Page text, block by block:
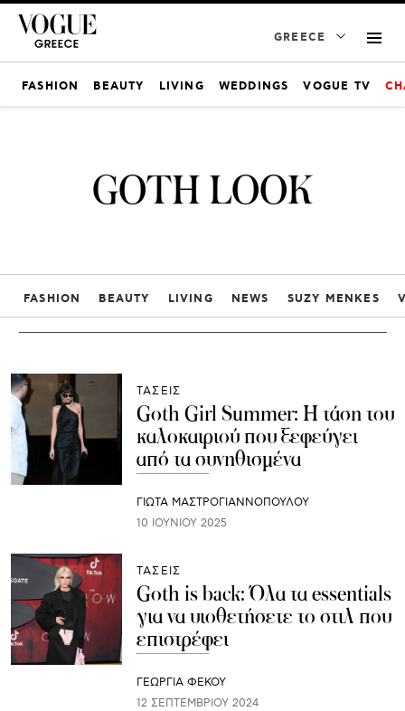
GREECE
FASHION BEAUTY LIVING WEDDINGS VOGUE TV
GOTH LOOK
FASHION BEAUTY LIVING NEWS SUZY MENKES
ΤΑΣΕΙΣ
Goth Girl Summer: Η τάση του
καλοκαιριού που ξεφεύγει
από τα συνηθισμένα
ΓΙΩΤΑ ΜΑΣΤΡΟΓΙΑΝΝΟΠΟΥΛΟΥ
10 ΙΟΥΝΊΟΥ 2025
ΤΑΣΕΙΣ
Goth is back: Όλα τα essentials
για να υιοθετήσετε το στιλ που
επιστρέφει
ΓΕΩΡΓΙΑ ΦΕΚΟΥ
12 ΣΕΠΤΕΜΒΡΊΟΥ 2024